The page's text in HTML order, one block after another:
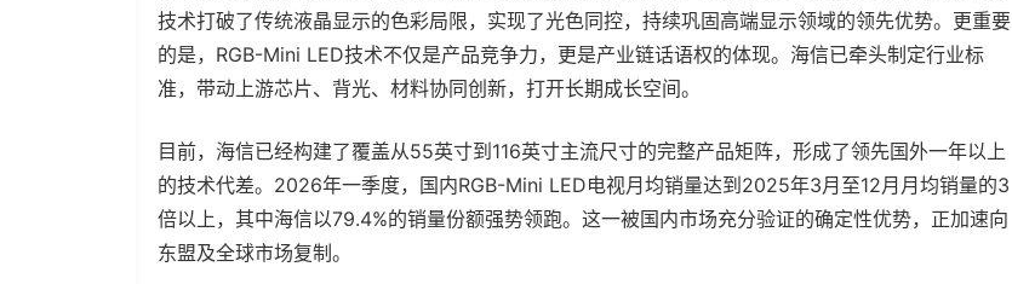
技术打破了传统液晶显示的色彩局限，实现了光色同控，持续巩固高端显示领域的领先优势。更重要
的是，RGB-Mini LED技术不仅是产品竞争力，更是产业链话语权的体现。海信已牵头制定行业标
准，带动上游芯片、背光、材料协同创新，打开长期成长空间。
目前，海信已经构建了覆盖从55英寸到116英寸主流尺寸的完整产品矩阵，形成了领先国外一年以上
的技术代差。2026年一季度，国内RGB-Mini LED电视月均销量达到2025年3月至12月月均销量的3
倍以上，其中海信以79.4%的销量份额强势领跑。这一被国内市场充分验证的确定性优势，正加速向
东盟及全球市场复制。